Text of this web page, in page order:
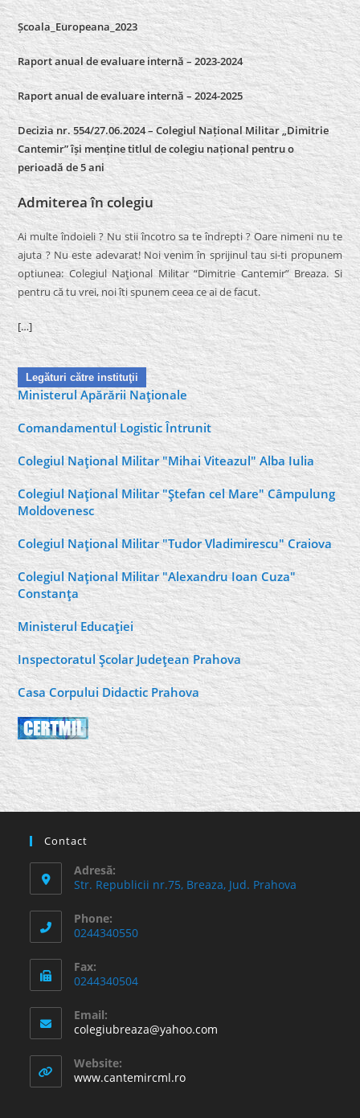
Școala_Europeana_2023
Raport anual de evaluare internă – 2023-2024
Raport anual de evaluare internă –2024-2025
Decizia nr. 554/27.06.2024 – Colegiul Național Militar „Dimitrie
Cantemir” își menține titlul de colegiu național pentru o
perioadă de 5 ani
Admiterea în colegiu
Ai multe îndoieli ? Nu stii încotro sa te îndrepti ? Oare nimeni nu te
ajuta ? Nu este adevarat! Noi venim în sprijinul tau si-ti propunem
optiunea: Colegiul Naţional Militar “Dimitrie Cantemir” Breaza. Si
pentru că tu vrei, noi îti spunem ceea ce ai de facut.
[…]
Legături către instituţii
Ministerul Apărării Naţionale
Comandamentul Logistic Întrunit
Colegiul Naţional Militar "Mihai Viteazul" Alba Iulia
Colegiul Naţional Militar "Ştefan cel Mare" Câmpulung
Moldovenesc
Colegiul Naţional Militar "Tudor Vladimirescu" Craiova
Colegiul Naţional Militar "Alexandru Ioan Cuza"
Constanţa
Ministerul Educaţiei
Inspectoratul Şcolar Judeţean Prahova
Casa Corpului Didactic Prahova
Contact
Adresă:
Str. Republicii nr.75, Breaza, Jud. Prahova
Phone:
0244340550
Fax:
0244340504
Email:
colegiubreaza@yahoo.com
Website:
www.cantemircml.ro